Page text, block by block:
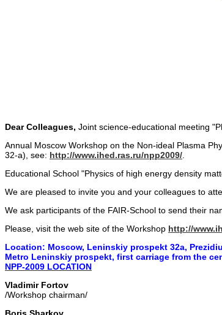
Dear Colleagues, Joint science-educational meeting
Annual Moscow Workshop on the Non-ideal Plasma
32-a), see: http://www.ihed.ras.ru/npp2009/
Educational School "Physics of high energy density
We are pleased to invite you and your colleagues to
We ask participants of the FAIR-School to send their
Please, visit the web site of the Workshop http://
Location: Moscow, Leninskiy prospekt 32a,
Metro Leninskiy prospekt, first carriage from the
NPP-2009 LOCATION
Vladimir Fortov
/Workshop chairman/
Boris Sharkov